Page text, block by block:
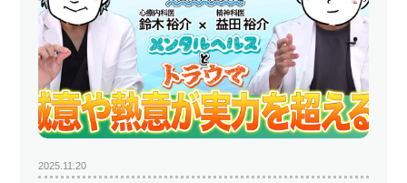
2025.11.20